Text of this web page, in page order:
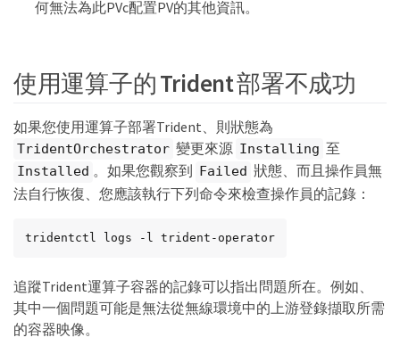
何無法為此PVc配置PV的其他資訊。
使用運算子的 Trident 部署不成功
如果您使用運算子部署Trident、則狀態為
TridentOrchestrator 變更來源 Installing 至
Installed 。如果您觀察到 Failed 狀態、而且操作員無
法自行恢復、您應該執行下列命令來檢查操作員的記錄：
tridentctl logs -l trident-operator
追蹤Trident運算子容器的記錄可以指出問題所在。例如、
其中一個問題可能是無法從無線環境中的上游登錄擷取所需
的容器映像。